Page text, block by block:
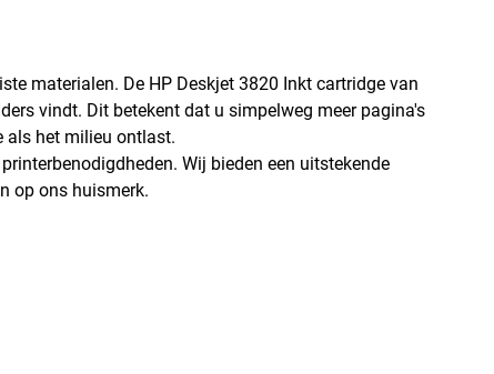
materialen. De HP Deskjet 3820 Inkt cartridge van
vindt. Dit betekent dat u simpelweg meer pagina's
als het milieu ontlast.
Wij bieden een uitstekende
op ons huismerk.